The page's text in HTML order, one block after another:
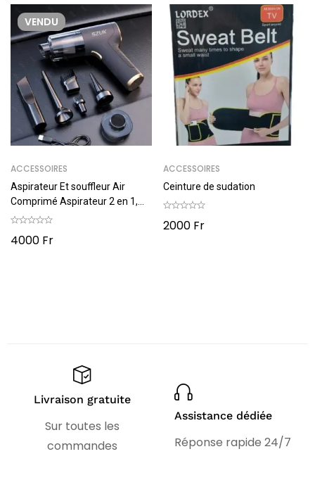
VENDU
ACCESSOIRES
Aspirateur Et souffleur Air
Comprimé Aspirateur 2 en 1,
9800PA
4000 Fr
ACCESSOIRES
Ceinture de sudation
2000 Fr
Livraison gratuite
Sur toutes les
commandes
Assistance dédiée
Réponse rapide 24/7